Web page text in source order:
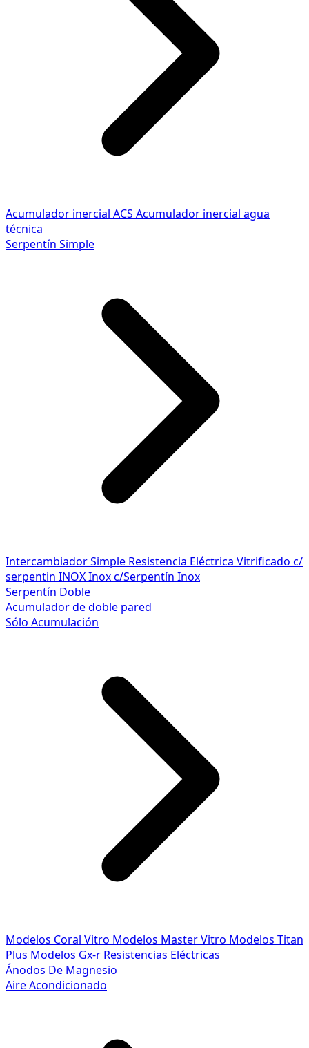
Acumulador inercial ACS Acumulador inercial agua
técnica
Serpentín Simple
Intercambiador Simple Resistencia Eléctrica Vitrificado c/
serpentin INOXInox c/Serpentín Inox
Serpentín Doble
Acumulador de doble pared
Sólo Acumulación
Modelos Coral Vitro Modelos Master Vitro Modelos Titan
Plus Modelos Gx-r Resistencias Eléctricas
Ánodos De Magnesio
Aire Acondicionado